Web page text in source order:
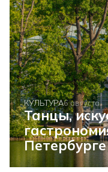
КУЛЬТУРА6 августа
Танцы,